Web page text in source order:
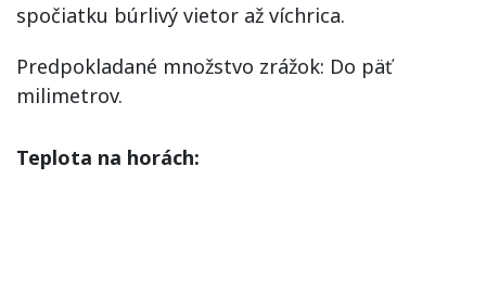
spočiatku búrlivý vietor až víchrica.
Predpokladané množstvo zrážok: Do päť
milimetrov.
Teplota na horách: